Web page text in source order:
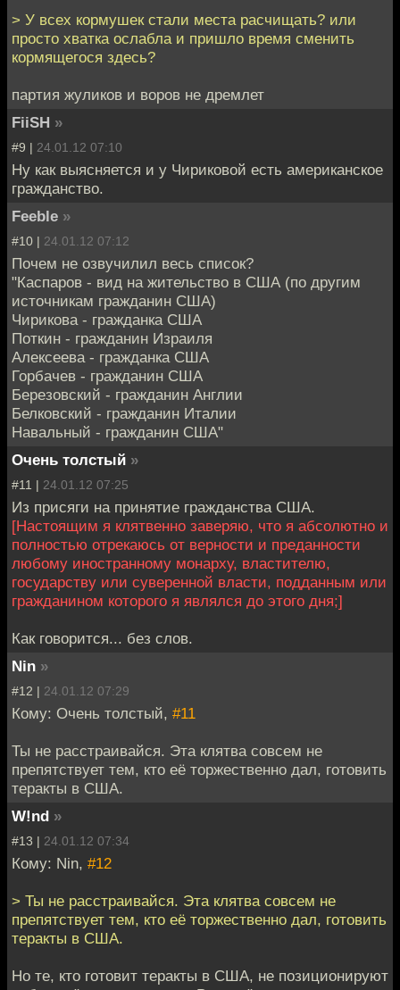
> У всех кормушек стали места расчищать? или
просто хватка ослабла и пришло время сменить
кормящегося здесь?
партия жуликов и воров не дремлет
FiiSH »
#9 | 24.01.12 07:10
Ну как выясняется и у Чириковой есть американское
гражданство.
Feeble »
#10 | 24.01.12 07:12
Почем не озвучилил весь спиcок?
"Каспаров - вид на жительство в США (по другим
источникам гражданин США)
Чирикова - гражданка США
Поткин - гражданин Израиля
Алексеева - гражданка США
Горбачев - гражданин США
Березовский - гражданин Англии
Белковский - гражданин Италии
Навальный - гражданин США"
Очень толстый »
#11 | 24.01.12 07:25
Из присяги на принятие гражданства США.
[Настоящим я клятвенно заверяю, что я абсолютно и
полностью отрекаюсь от верности и преданности
любому иностранному монарху, властителю,
государству или суверенной власти, подданным или
гражданином которого я являлся до этого дня;]
Как говорится... без слов.
Nin »
#12 | 24.01.12 07:29
Кому: Очень толстый, #11
Ты не расстраивайся. Эта клятва совсем не
препятствyет тем, кто её торжественно дал, готовить
теракты в США.
W!nd »
#13 | 24.01.12 07:34
Кому: Nin, #12
> Ты не расстраивайся. Эта клятва совсем не
препятствyет тем, кто её торжественно дал, готовить
теракты в США.
Но те, кто готовит теракты в США, не позиционируют